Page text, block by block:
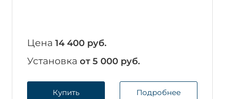
Цена 14 400 руб.
Установка от 5 000 руб.
Купить Подробнее